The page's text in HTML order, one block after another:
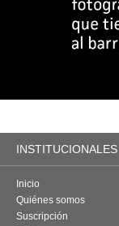
INSTITUCIONALES
Inicio
Quiénes somos
Suscripción